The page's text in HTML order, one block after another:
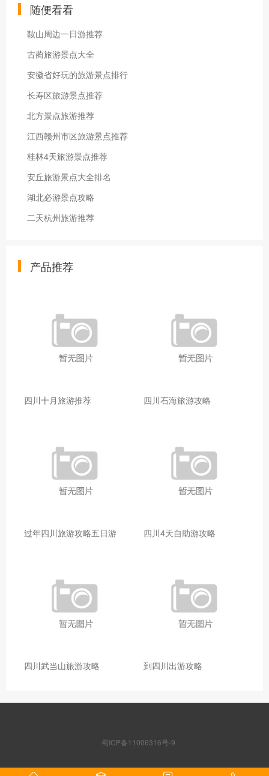
随便看看
鞍山周边一日游推荐
古蔺旅游景点大全
安徽省好玩的旅游景点排行
长寿区旅游景点推荐
北方景点旅游推荐
江西赣州市区旅游景点推荐
桂林4天旅游景点推荐
安丘旅游景点大全排名
湖北必游景点攻略
二天杭州旅游推荐
产品推荐
四川十月旅游推荐 四川石海旅游攻略
过年四川旅游攻略五日游 四川4天自助游攻略
四川武当山旅游攻略 到四川出游攻略
蜀ICP备11006316号-9